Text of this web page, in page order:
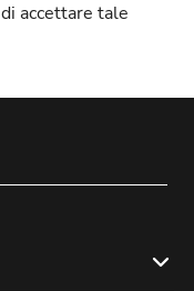
accettare tale